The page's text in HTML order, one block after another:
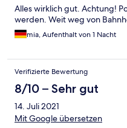
Alles wirklich gut. Achtung!
werden. Weit weg von
mia, Aufenthalt von 1 Nacht
Verifizierte Bewertung
8/10 – Sehr gut
14. Juli 2021
Mit Google übersetzen